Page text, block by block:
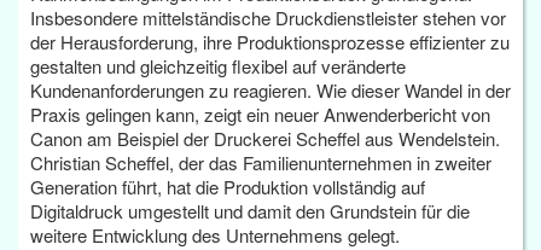
Insbesondere mittelständische Druckdienstleister stehen vor
der Herausforderung, ihre Produktionsprozesse effizienter zu
gestalten und gleichzeitig flexibel auf veränderte
Kundenanforderungen zu reagieren. Wie dieser Wandel in der
Praxis gelingen kann, zeigt ein neuer Anwenderbericht von
Canon am Beispiel der Druckerei Scheffel aus Wendelstein.
Christian Scheffel, der das Familienunternehmen in zweiter
Generation führt, hat die Produktion vollständig auf
Digitaldruck umgestellt und damit den Grundstein für die
weitere Entwicklung des Unternehmens gelegt.